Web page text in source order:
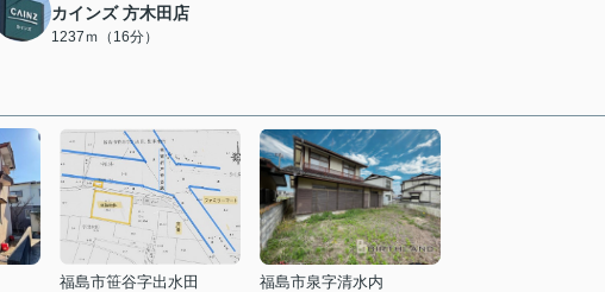
カインズ 方木田店
1237ｍ（16分）
福島市笹谷字出水田
福島市泉字清水内